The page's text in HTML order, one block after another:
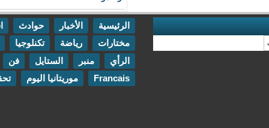
حوادث
اقتصاد
تكنلوجيا
مقابلات
الستايل فن
اتصل بنا
موريتانيا اليوم تحقيقات